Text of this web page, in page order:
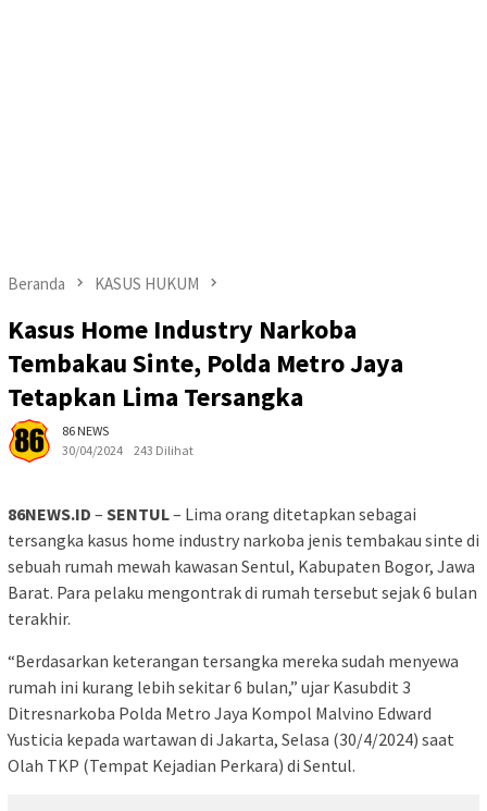
Beranda KASUS HUKUM
Kasus Home Industry Narkoba
Tembakau Sinte, Polda Metro Jaya
Tetapkan Lima Tersangka
86 NEWS
30/04/2024
243 Dilihat
86NEWS.ID – SENTUL– Lima orang ditetapkan sebagai
tersangka kasus home industry narkoba jenis tembakau sinte di
sebuah rumah mewah kawasan Sentul, Kabupaten Bogor, Jawa
Barat. Para pelaku mengontrak di rumah tersebut sejak 6 bulan
terakhir.
“Berdasarkan keterangan tersangka mereka sudah menyewa
rumah ini kurang lebih sekitar 6 bulan,” ujar Kasubdit 3
Ditresnarkoba Polda Metro Jaya Kompol Malvino Edward
Yusticia kepada wartawan di Jakarta, Selasa (30/4/2024) saat
Olah TKP (Tempat Kejadian Perkara) di Sentul.